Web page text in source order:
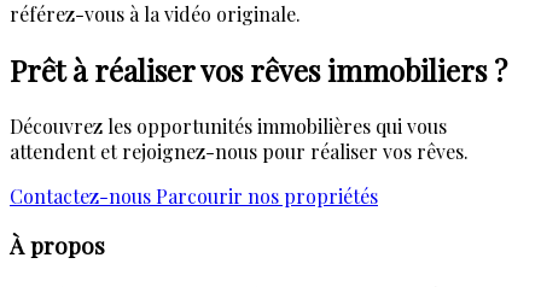
référez-vous à la vidéo originale.
Prêt à réaliser vos rêves immobiliers ?
Découvrez les opportunités immobilières qui vous
attendent et rejoignez-nous pour réaliser vos rêves.
Contactez-nous Parcourir nos propriétés
À propos